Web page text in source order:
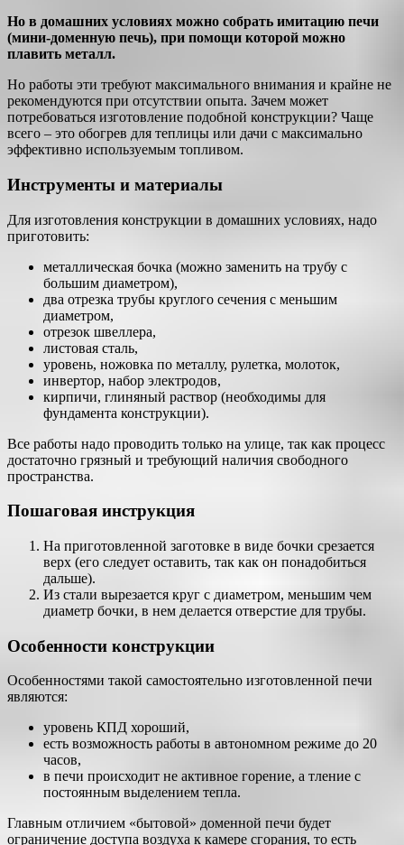
Но в домашних условиях можно собрать имитацию печи
(мини-доменную печь), при помощи которой можно
плавить металл.
Но работы эти требуют максимального внимания и крайне не
рекомендуются при отсутствии опыта. Зачем может
потребоваться изготовление подобной конструкции? Чаще
всего – это обогрев для теплицы или дачи с максимально
эффективно используемым топливом.
Инструменты и материалы
Для изготовления конструкции в домашних условиях, надо
приготовить:
металлическая бочка (можно заменить на трубу с
большим диаметром),
два отрезка трубы круглого сечения с меньшим
диаметром,
отрезок швеллера,
листовая сталь,
уровень, ножовка по металлу, рулетка, молоток,
инвертор, набор электродов,
кирпичи, глиняный раствор (необходимы для
фундамента конструкции).
Все работы надо проводить только на улице, так как процесс
достаточно грязный и требующий наличия свободного
пространства.
Пошаговая инструкция
На приготовленной заготовке в виде бочки срезается
верх (его следует оставить, так как он понадобиться
дальше).
Из стали вырезается круг с диаметром, меньшим чем
диаметр бочки, в нем делается отверстие для трубы.
Особенности конструкции
Особенностями такой самостоятельно изготовленной печи
являются:
уровень КПД хороший,
есть возможность работы в автономном режиме до 20
часов,
в печи происходит не активное горение, а тление с
постоянным выделением тепла.
Главным отличием «бытовой» доменной печи будет
ограничение доступа воздуха к камере сгорания, то есть